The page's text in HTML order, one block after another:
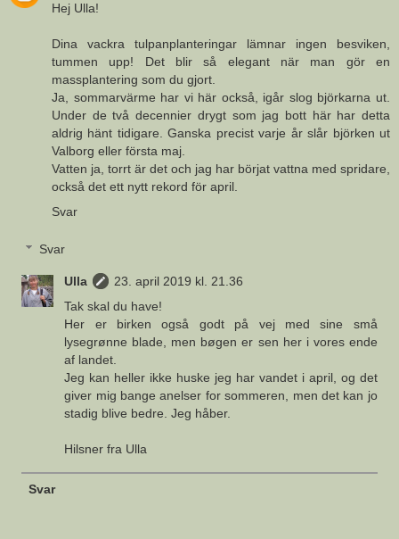
Hej Ulla!
Dina vackra tulpanplanteringar lämnar ingen besviken,
tummen upp! Det blir så elegant när man gör en
massplantering som du gjort.
Ja, sommarvärme har vi här också, igår slog björkarna ut.
Under de två decennier drygt som jag bott här har detta
aldrig hänt tidigare. Ganska precist varje år slår björken ut
Valborg eller första maj.
Vatten ja, torrt är det och jag har börjat vattna med spridare,
också det ett nytt rekord för april.
Svar
Svar
Ulla
23. april 2019 kl. 21.36
Tak skal du have!
Her er birken også godt på vej med sine små
lysegrønne blade, men bøgen er sen her i vores ende
af landet.
Jeg kan heller ikke huske jeg har vandet i april, og det
giver mig bange anelser for sommeren, men det kan jo
stadig blive bedre. Jeg håber.
Hilsner fra Ulla
Svar